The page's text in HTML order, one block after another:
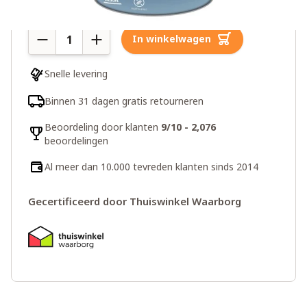
Aantal In winkelwagen
Snelle levering
Binnen 31 dagen gratis retourneren
Beoordeling door klanten 9/10 - 2,076
beoordelingen
Al meer dan 10.000 tevreden klanten sinds 2014
Gecertificeerd door Thuiswinkel Waarborg